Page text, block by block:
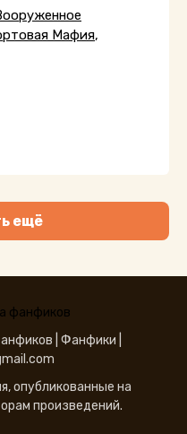
Мафия,
ещё
Фанфики
опубликованные на
произведений.